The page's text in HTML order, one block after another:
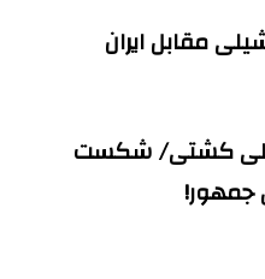
مقابل ایران
ملی کشتی/ شکست
جمهور!